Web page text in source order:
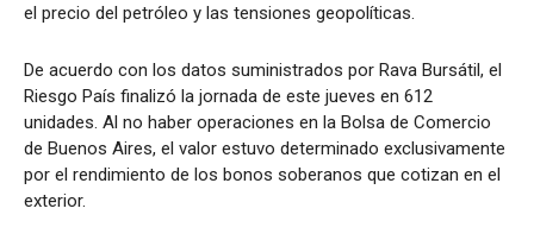
el precio del petróleo y las tensiones geopolíticas.
De acuerdo con los datos suministrados por Rava Bursátil, el
Riesgo País finalizó la jornada de este jueves en 612
unidades. Al no haber operaciones en la Bolsa de Comercio
de Buenos Aires, el valor estuvo determinado exclusivamente
por el rendimiento de los bonos soberanos que cotizan en el
exterior.